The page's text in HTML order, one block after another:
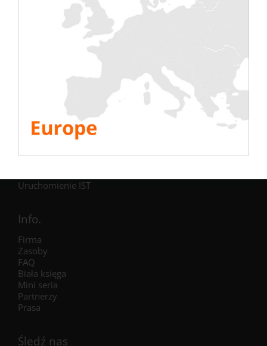
Elektryczny
Uruchomienie IST
Info.
Firma
Zasoby
FAQ
Biała księga
Mini seria
Partnerzy
Prasa
Śledź nas